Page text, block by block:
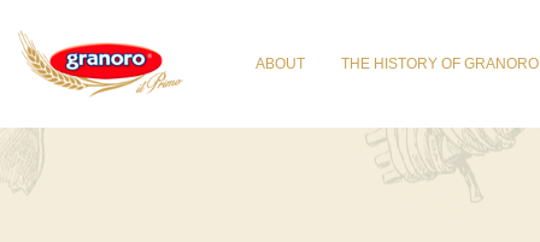
ABOUT THE HISTORY OF GRANORO